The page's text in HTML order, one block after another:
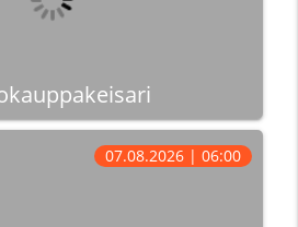
07.08.2026 | 06:00